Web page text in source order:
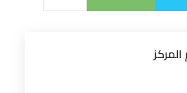
المركز